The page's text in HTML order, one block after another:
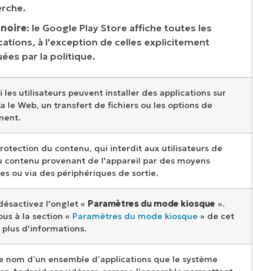
: le Google Play Store affiche toutes les
à l'exception de celles explicitement
par la politique.
les utilisateurs peuvent installer des applications sur
le Web, un transfert de fichiers ou les options de
du contenu, qui interdit aux utilisateurs de
contenu provenant de l'appareil par des moyens
ou via des périphériques de sortie.
l'onglet « Paramètres du mode kiosque ».
à la section « Paramètres du mode kiosque » de cet
d'informations.
nom d’un ensemble d’applications que le système